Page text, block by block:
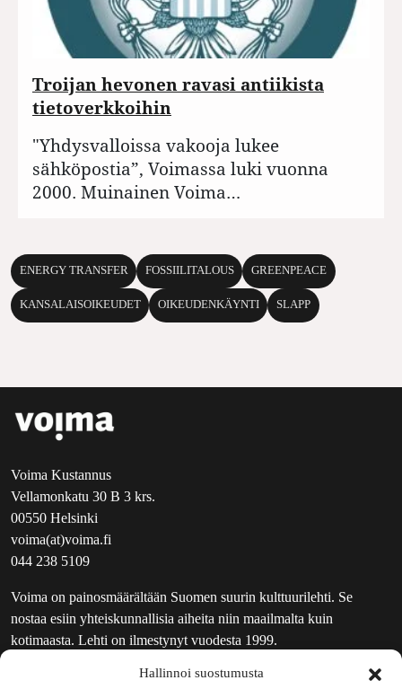
Hallinnoi suostumusta
Troijan hevonen ravasi antiikista
tietoverkkoihin
"Yhdysvalloissa vakooja lukee
sähköpostia”, Voimassa luki vuonna
2000. Muinainen Voima…
ENERGY TRANSFER FOSSIILITALOUS GREENPEACE
KANSALAISOIKEUDET OIKEUDENKÄYNTI SLAPP
Voima Kustannus
Vellamonkatu 30 B 3 krs.
00550 Helsinki
voima(at)voima.fi
044 238 5109
Voima on painosmäärältään Suomen suurin kulttuurilehti. Se
nostaa esiin yhteiskunnallisia aiheita niin maailmalta kuin
kotimaasta. Lehti on ilmestynyt vuodesta 1999.